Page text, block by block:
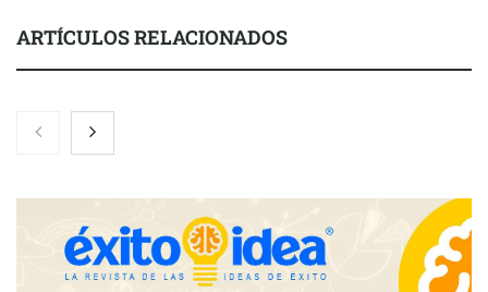
ARTÍCULOS RELACIONADOS
Gestoría Online reduce a unas horas el alta de autónomo